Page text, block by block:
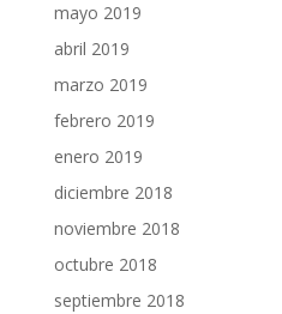
mayo 2019
abril 2019
marzo 2019
febrero 2019
enero 2019
diciembre 2018
noviembre 2018
octubre 2018
septiembre 2018